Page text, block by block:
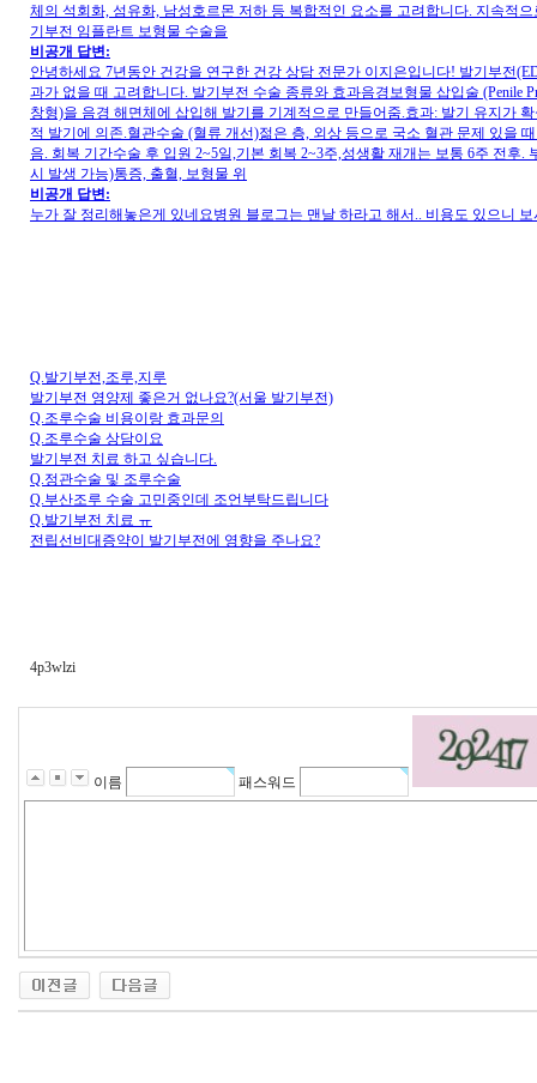
체의 석회화, 섬유화, 남성호르몬 저하 등 복합적인 요소를 고려합니다. 지속적
기부전 임플란트 보형물 수술을
비공개 답변:
안녕하세요 7년동안 건강을 연구한 건강 상담 전문가 이지은입니다! 발기부전
과가 없을 때 고려합니다. 발기부전 수술 종류와 효과음경보형물 삽입술 (Penile
창형)을 음경 해면체에 삽입해 발기를 기계적으로 만들어줌.효과: 발기 유지가
적 발기에 의존.혈관수술 (혈류 개선)젊은 층, 외상 등으로 국소 혈관 문제 있을
음. 회복 기간수술 후 입원 2~5일,기본 회복 2~3주,성생활 재개는 보통 6주 전
시 발생 가능)통증, 출혈, 보형물 위
비공개 답변:
누가 잘 정리해놓은게 있네요병원 블로그는 맨날 하라고 해서.. 비용도 있으니
Q.발기부전,조루,지루
발기부전 영양제 좋은거 없나요?(서울 발기부전)
Q.조루수술 비용이랑 효과문의
Q.조루수술 상담이요
발기부전 치료 하고 싶습니다.
Q.정관수술 및 조루수술
Q.부산조루 수술 고민중인데 조언부탁드립니다
Q.발기부전 치료 ㅠ
전립선비대증약이 발기부전에 영향을 주나요?
4p3wlzi
이름 패스워드